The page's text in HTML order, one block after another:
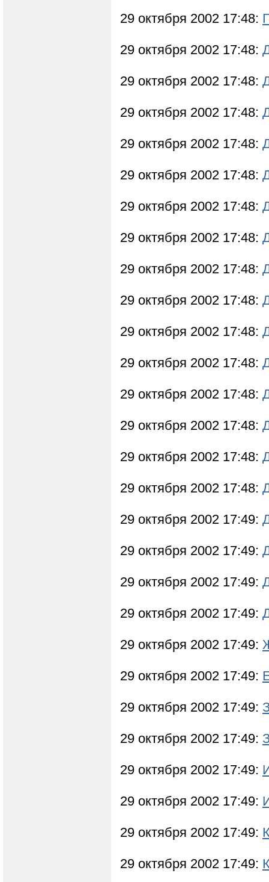
29 октября 2002 17:48:
29 октября 2002 17:48:
29 октября 2002 17:48:
29 октября 2002 17:48:
29 октября 2002 17:48:
29 октября 2002 17:48:
29 октября 2002 17:48:
29 октября 2002 17:48:
29 октября 2002 17:48:
29 октября 2002 17:48:
29 октября 2002 17:48:
29 октября 2002 17:48:
29 октября 2002 17:48:
29 октября 2002 17:48:
29 октября 2002 17:48:
29 октября 2002 17:48:
29 октября 2002 17:49:
29 октября 2002 17:49:
29 октября 2002 17:49:
29 октября 2002 17:49:
29 октября 2002 17:49:
29 октября 2002 17:49:
29 октября 2002 17:49:
29 октября 2002 17:49:
29 октября 2002 17:49:
29 октября 2002 17:49:
29 октября 2002 17:49:
29 октября 2002 17:49: